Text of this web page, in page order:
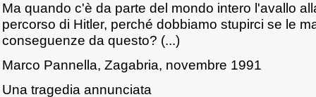
Ma quando c'è da parte del mondo intero l'avallo
percorso di Hitler, perché dobbiamo stupirci se le
conseguenze da questo? (...)
Marco Pannella, Zagabria, novembre 1991
Una tragedia annunciata